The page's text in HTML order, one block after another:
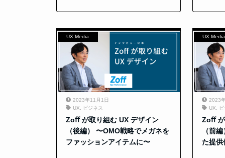
UX Media
2023年11月1日
UX
ビジネス
Zoﬀ が取り組む UX デザイン
（後編） 〜OMO戦略でメガネを
ファッションアイテムに〜
UX Media
2023
UX
Zoﬀ
（前
た提供